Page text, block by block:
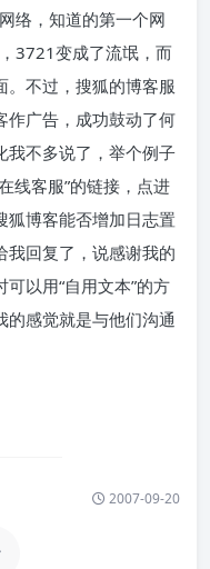
络，知道的第一个网
3721变成了流氓，而
。不过，搜狐的博客服
作广告，成功鼓动了何
我不多说了，举个例子
线客服”的链接，点进
狐博客能否增加日志置
我回复了，说感谢我的
以用“自用文本”的方
的感觉就是与他们沟通
2007-09-20